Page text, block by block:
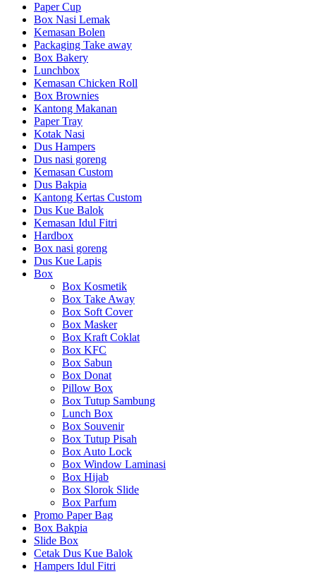
Paper Cup
Box Nasi Lemak
Kemasan Bolen
Packaging Take away
Box Bakery
Lunchbox
Kemasan Chicken Roll
Box Brownies
Kantong Makanan
Paper Tray
Kotak Nasi
Dus Hampers
Dus nasi goreng
Kemasan Custom
Dus Bakpia
Kantong Kertas Custom
Dus Kue Balok
Kemasan Idul Fitri
Hardbox
Box nasi goreng
Dus Kue Lapis
Box
Box Kosmetik
Box Take Away
Box Soft Cover
Box Masker
Box Kraft Coklat
Box KFC
Box Sabun
Box Donat
Pillow Box
Box Tutup Sambung
Lunch Box
Box Souvenir
Box Tutup Pisah
Box Auto Lock
Box Window Laminasi
Box Hijab
Box Slorok Slide
Box Parfum
Promo Paper Bag
Box Bakpia
Slide Box
Cetak Dus Kue Balok
Hampers Idul Fitri